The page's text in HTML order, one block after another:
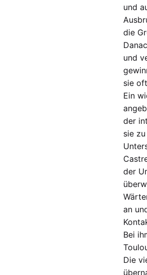
und
die
und
sie
Ein
der
sie
der
an
Bei
Die